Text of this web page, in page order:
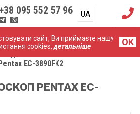
сайт, Ви приймаєте нашу
cookies,детальніше OK
+38 095 552 57 96 UA
RU
EC-3890FK2
PENTAX EC-